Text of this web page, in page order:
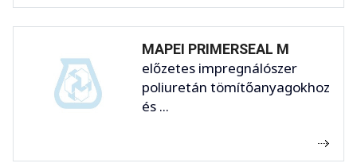
MAPEI PRIMERSEAL M
előzetes impregnálószer
poliuretán tömítőanyagokhoz
és ...